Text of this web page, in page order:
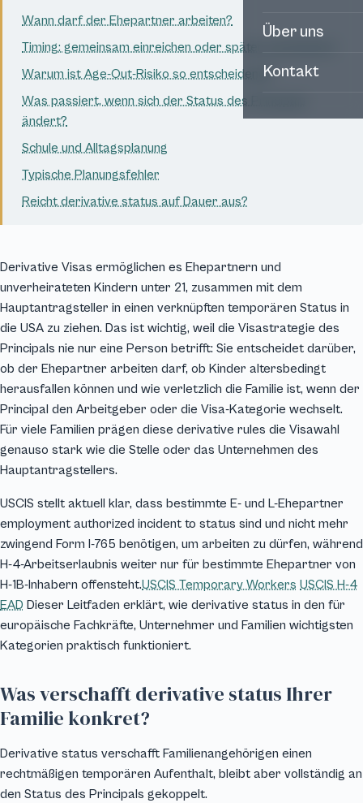
Über uns
Kontakt
Wann darf der Ehepartner arbeiten?
Timing: gemeinsam einreichen oder später nachziehen?
Warum ist Age-Out-Risiko so entscheidend?
Was passiert, wenn sich der Status des Principals
ändert?
Schule und Alltagsplanung
Typische Planungsfehler
Reicht derivative status auf Dauer aus?
Derivative Visas ermöglichen es Ehepartnern und
unverheirateten Kindern unter 21, zusammen mit dem
Hauptantragsteller in einen verknüpften temporären Status in
die USA zu ziehen. Das ist wichtig, weil die Visastrategie des
Principals nie nur eine Person betrifft: Sie entscheidet darüber,
ob der Ehepartner arbeiten darf, ob Kinder altersbedingt
herausfallen können und wie verletzlich die Familie ist, wenn der
Principal den Arbeitgeber oder die Visa-Kategorie wechselt.
Für viele Familien prägen diese derivative rules die Visawahl
genauso stark wie die Stelle oder das Unternehmen des
Hauptantragstellers.
USCIS stellt aktuell klar, dass bestimmte E- und L-Ehepartner
employment authorized incident to status sind und nicht mehr
zwingend Form I-765 benötigen, um arbeiten zu dürfen, während
H-4-Arbeitserlaubnis weiter nur für bestimmte Ehepartner von
H-1B-Inhabern offensteht.USCIS Temporary Workers USCIS H-4
EAD Dieser Leitfaden erklärt, wie derivative status in den für
europäische Fachkräfte, Unternehmer und Familien wichtigsten
Kategorien praktisch funktioniert.
Was verschafft derivative status Ihrer
Familie konkret?
Derivative status verschafft Familienangehörigen einen
rechtmäßigen temporären Aufenthalt, bleibt aber vollständig an
den Status des Principals gekoppelt.